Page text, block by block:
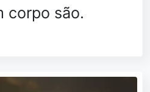
corpo são.